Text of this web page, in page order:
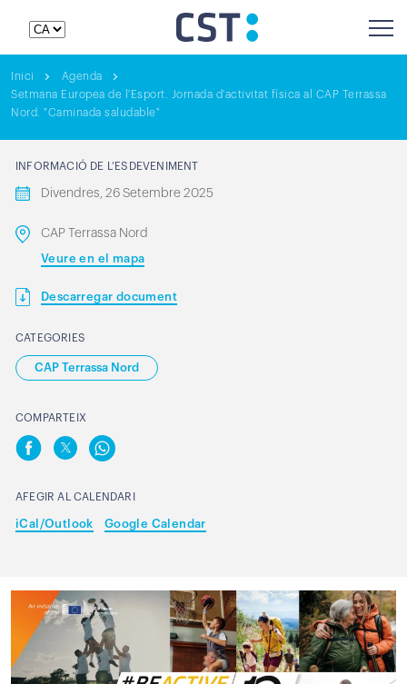
Inici
Agenda
Setmana Europea de l'Esport. Jornada d'activitat física al CAP Terrassa
Nord. "Caminada saludable"
INFORMACIÓ DE L’ESDEVENIMENT
Divendres, 26 Setembre 2025
CAP Terrassa Nord
Veure en el mapa
Descarregar document
CATEGORIES
CAP Terrassa Nord
COMPARTEIX
AFEGIR AL CALENDARI
iCal/Outlook Google Calendar